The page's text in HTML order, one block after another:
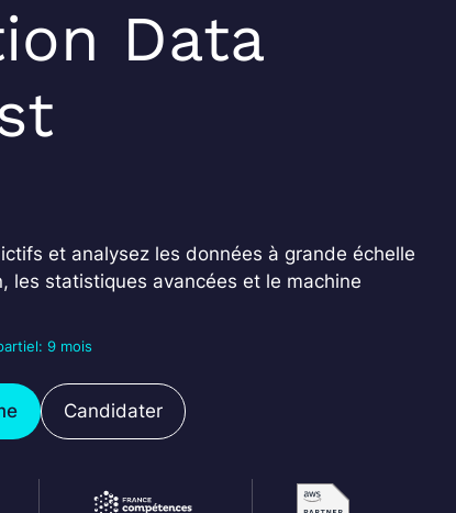
Data
et analysez les données à grande échelle
les statistiques avancées et le machine
9 mois
Candidater